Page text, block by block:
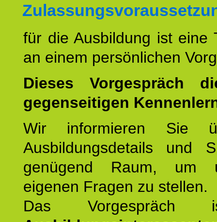
für die Ausbildung ist eine
an einem persönlichen
Dieses Vorgespräch
gegenseitigen
Wir informieren Sie
Ausbildungsdetails und
genügend Raum, um
eigenen Fragen zu stellen.
Das